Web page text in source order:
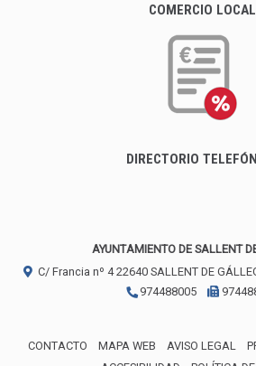
COMERCIO LOCAL
DIRECTORIO
AYUNTAMIENTO DE SALLENT
C/ Francia nº 422640 SALLENT DE
974488005
CONTACTO MAPA WEB AVISO LEGAL